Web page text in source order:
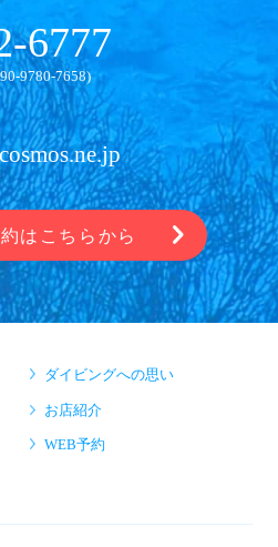
6777
9780-7658)
はこちらから
ダイビングへの思い
お店紹介
WEB予約